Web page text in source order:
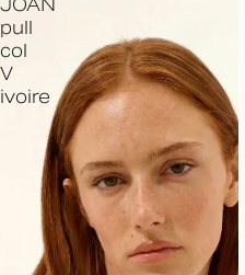
JOAN
pull
col
V
ivoire